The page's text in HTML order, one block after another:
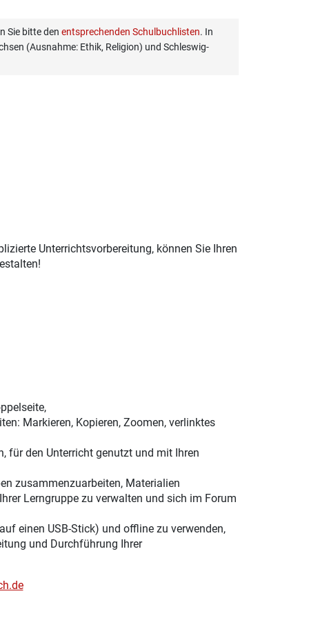
Sie bitte den entsprechenden Schulbuchlisten. In
(Ausnahme: Ethik, Religion) und Schleswig-
Unterrichtsvorbereitung, können Sie Ihren
Markieren, Kopieren, Zoomen, verlinktes
für den Unterricht genutzt und mit Ihren
zusammenzuarbeiten, Materialien
Lerngruppe zu verwalten und sich im Forum
einen USB-Stick) und offline zu verwenden,
und Durchführung Ihrer